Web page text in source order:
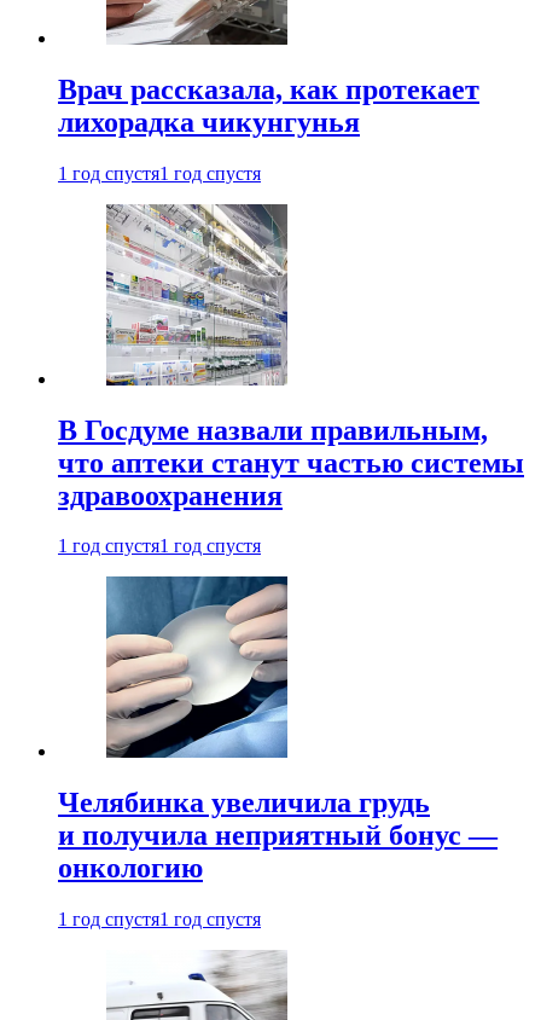
Врач рассказала, как протекает
лихорадка чикунгунья
1 год спустя1 год спустя
В Госдуме назвали правильным,
что аптеки станут частью системы
здравоохранения
1 год спустя1 год спустя
Челябинка увеличила грудь
и получила неприятный бонус —
онкологию
1 год спустя1 год спустя